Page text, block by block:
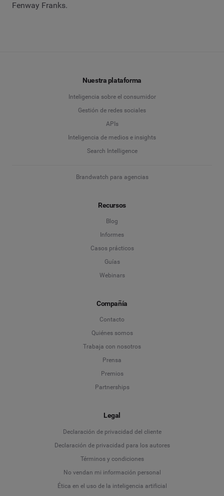
Fenway Franks.
Nuestra plataforma
Inteligencia sobre el consumidor
Gestión de redes sociales
APIs
Inteligencia de medios e insights
Search Intelligence
Brandwatch para agencias
Recursos
Blog
Informes
Casos prácticos
Guías
Webinars
Compañía
Contacto
Quiénes somos
Trabaja con nosotros
Prensa
Premios
Partnerships
Legal
Declaración de privacidad del cliente
Declaración de privacidad para los autores
Términos y condiciones
No vendan mi información personal
Ética en el uso de la inteligencia artificial